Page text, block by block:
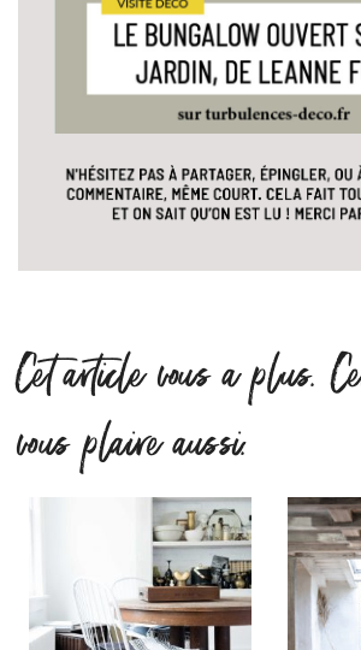
Cet article vous a plus.
vous plaire aussi.